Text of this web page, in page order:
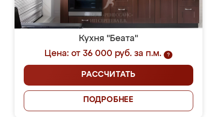
Кухня "Беата"
Цена: от 36 000 руб. за п.м.
?
РАССЧИТАТЬ
ПОДРОБНЕЕ